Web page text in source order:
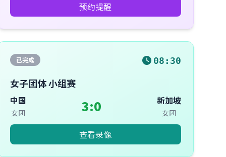
预约提醒
已完成 08:30
女子团体 小组赛
中国
女团 3:0 新加坡
女团
查看录像